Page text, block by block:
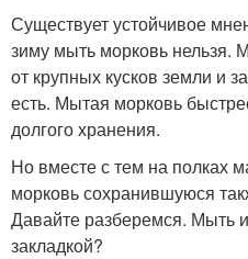
Существует устойчивое
зиму мыть морковь нельзя.
от крупных кусков земли и
есть. Мытая морковь
долгого хранения.
Но вместе с тем на полках
морковь сохранившуюся
Давайте разберемся. Мыть
закладкой?